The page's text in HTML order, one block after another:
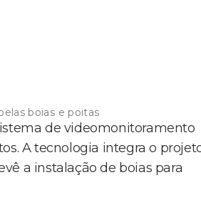
boias e poitas
de videomonitoramento
A tecnologia integra o
a instalação de boias para